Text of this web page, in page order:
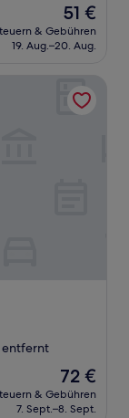
Der
Preis
beträgt
51 €
& Gebühren
19. Aug.–20. Aug.
entfernt
Der
Preis
beträgt
72 €
& Gebühren
7. Sept.–8. Sept.